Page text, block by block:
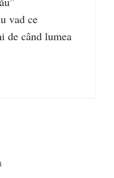
vad ce
de când lumea